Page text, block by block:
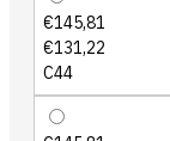
€145,81
€131,22
C44